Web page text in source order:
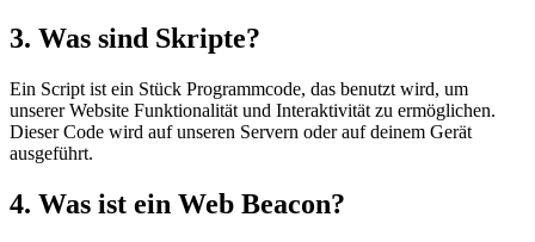
3. Was sind Skripte?
Ein Script ist ein Stück Programmcode, das benutzt wird, um
unserer Website Funktionalität und Interaktivität zu ermöglichen.
Dieser Code wird auf unseren Servern oder auf deinem Gerät
ausgeführt.
4. Was ist ein Web Beacon?